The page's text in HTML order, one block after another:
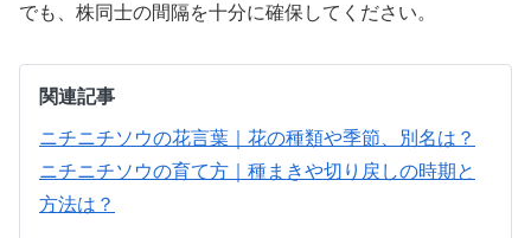
でも、株同士の間隔を十分に確保してください。
関連記事
ニチニチソウの花言葉｜花の種類や季節、別名は？
ニチニチソウの育て方｜種まきや切り戻しの時期と
方法は？